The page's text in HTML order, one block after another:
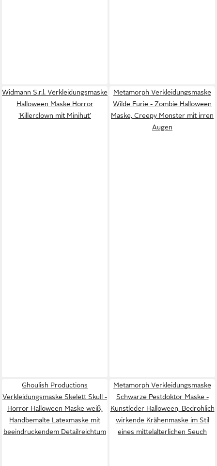
Widmann S.r.l. Verkleidungsmaske
Halloween Maske Horror
'Killerclown mit Minihut'
Metamorph Verkleidungsmaske
Wilde Furie - Zombie Halloween
Maske, Creepy Monster mit irren
Augen
Ghoulish Productions
Verkleidungsmaske Skelett Skull -
Horror Halloween Maske weiß,
Handbemalte Latexmaske mit
beeindruckendem Detailreichtum
Metamorph Verkleidungsmaske
Schwarze Pestdoktor Maske -
Kunstleder Halloween, Bedrohlich
wirkende Krähenmaske im Stil
eines mittelalterlichen Seuch